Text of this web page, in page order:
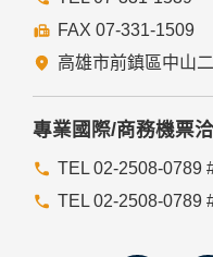
FAX 07-331-1509
高雄市前鎮區中山
專業國際/商務機票
TEL 02-2508-0789
TEL 02-2508-0789